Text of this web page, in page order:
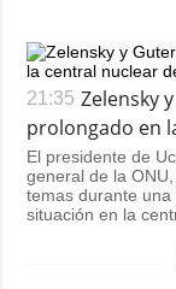
21:35 Zelensky
prolongado en
El presidente de
general de la
temas durante
situación en la